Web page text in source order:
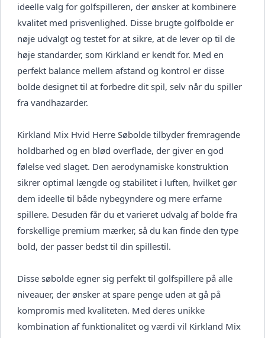
ideelle valg for golfspilleren, der ønsker at kombinere
kvalitet med prisvenlighed. Disse brugte golfbolde er
nøje udvalgt og testet for at sikre, at de lever op til de
høje standarder, som Kirkland er kendt for. Med en
perfekt balance mellem afstand og kontrol er disse
bolde designet til at forbedre dit spil, selv når du spiller
fra vandhazarder.
Kirkland Mix Hvid Herre Søbolde tilbyder fremragende
holdbarhed og en blød overflade, der giver en god
følelse ved slaget. Den aerodynamiske konstruktion
sikrer optimal længde og stabilitet i luften, hvilket gør
dem ideelle til både nybegyndere og mere erfarne
spillere. Desuden får du et varieret udvalg af bolde fra
forskellige premium mærker, så du kan finde den type
bold, der passer bedst til din spillestil.
Disse søbolde egner sig perfekt til golfspillere på alle
niveauer, der ønsker at spare penge uden at gå på
kompromis med kvaliteten. Med deres unikke
kombination af funktionalitet og værdi vil Kirkland Mix